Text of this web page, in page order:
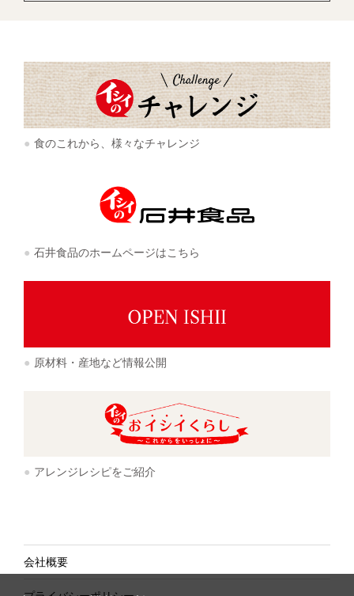
食のこれから、様々なチャレンジ
石井食品のホームページはこちら
原材料・産地など情報公開
アレンジレシピをご紹介
会社概要